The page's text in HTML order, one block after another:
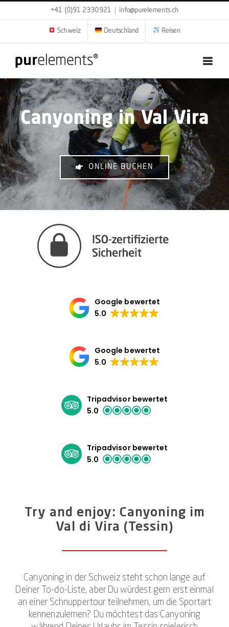
Inhalt
+41 (0)91 2330921 info@purelements.ch
Schweiz Deutschland Reisen
Canyoning in Val Vira
ONLINE BUCHEN
Google bewertet
5.0
Google bewertet
5.0
Tripadvisor bewertet
5.0
Tripadvisor bewertet
5.0
Try and enjoy: Canyoning im
Val di Vira (Tessin)
Canyoning in der Schweiz steht schon lange auf
Deiner To-do-Liste, aber Du würdest gern erst einmal
an einer Schnuppertour teilnehmen, um die Sportart
kennenzulernen? Du möchtest das Canyoning